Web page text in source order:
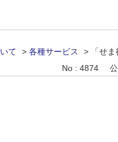
て > 各種サービス >
「せ
No : 4874